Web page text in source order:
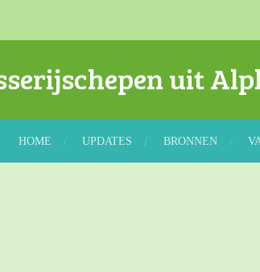
uit
HOME UPDATES BRONNEN